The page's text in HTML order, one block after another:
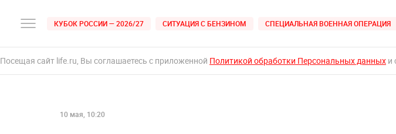
КУБОК РОССИИ — 2026/27 СИТУАЦИЯ С БЕНЗИНОМ СПЕЦИАЛЬНАЯ ВОЕННАЯ ОПЕРАЦИЯ
Посещая сайт life.ru, Вы соглашаетесь с приложенной Политикой обработки Персональных данных и
10 мая, 10:20